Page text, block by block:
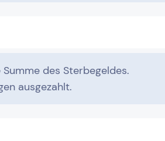
des Sterbegeldes.
ausgezahlt.